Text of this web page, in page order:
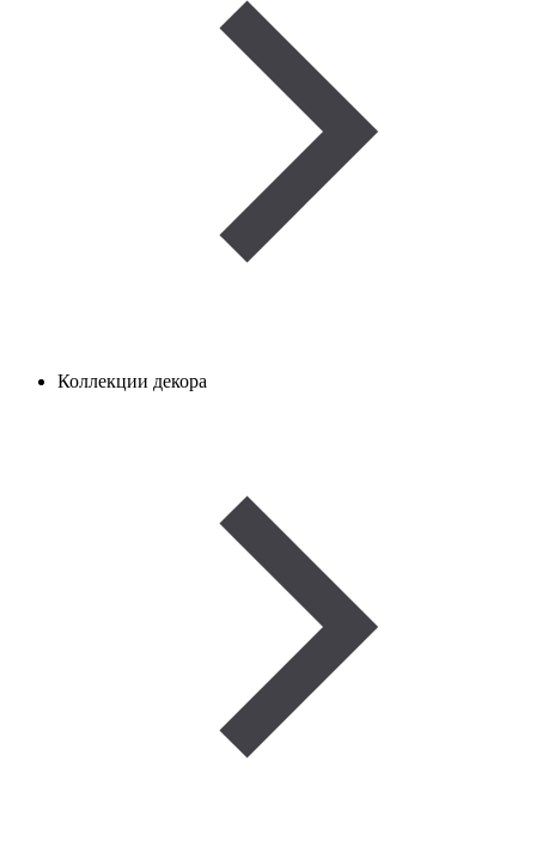
Коллекции декора